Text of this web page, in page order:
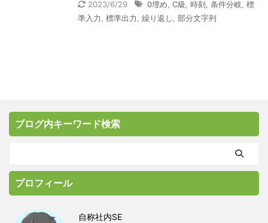
2023/6/29 0埋め C級 時刻 条件分岐 標
準入力
標準出力 繰り返し 部分文字列
ブログ内キーワード検索
プロフィール
自称社内SE